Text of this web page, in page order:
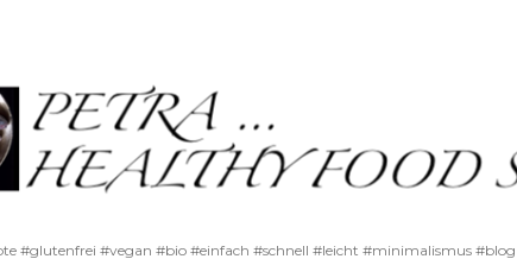
#glutenfrei #vegan #bio #einfach #schnell #leicht #minimalismus #blog